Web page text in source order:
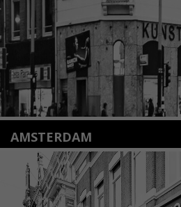
Lees meer
AMSTERDAM
Amstelveenseweg 135
1075 VX Amsterdam
+31 (0)20 2332546
info@kunsthuisamsterdam.nl